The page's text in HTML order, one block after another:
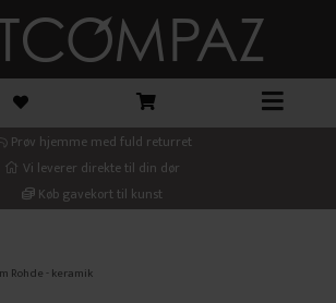
Prøv hjemme med fuld returret
Vi leverer direkte til din dør
Køb gavekort til kunst
Rohde - keramik